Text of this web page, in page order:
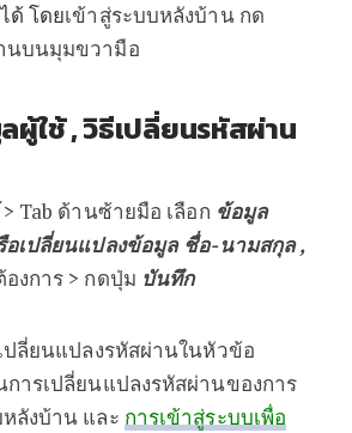
ด้ โดยเข้าสู่ระบบหลังบ้าน กด
นบนมุมขวามือ
ผู้ใช้ ,วิธีเปลี่ยนรหัสผ่าน
> Tab ด้านซ้ายมือ เลือก ข้อมูล
อเปลี่ยนแปลงข้อมูล ชื่อ-นามสกุล ,
งการ > กดปุ่ม บันทึก
ปลี่ยนแปลงรหัสผ่านในหัวข้อ
การเปลี่ยนแปลงรหัสผ่านของการ
ลังบ้าน และ การเข้าสู่ระบบเพื่อ